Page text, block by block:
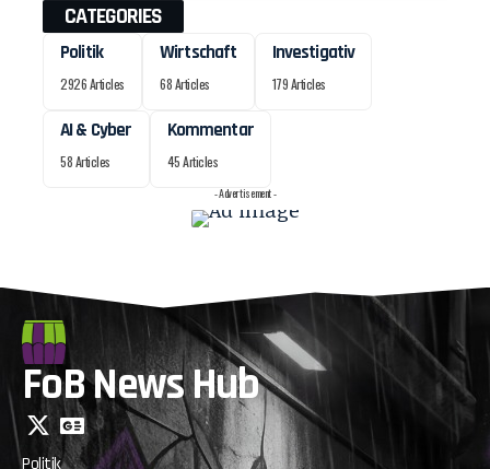
CATEGORIES
Politik
2926 Articles
Wirtschaft
68 Articles
Investigativ
179 Articles
AI & Cyber
58 Articles
Kommentar
45 Articles
- Advertisement -
FoB News Hub
Politik